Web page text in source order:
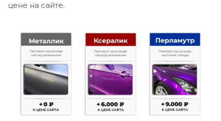
цене на сайте.